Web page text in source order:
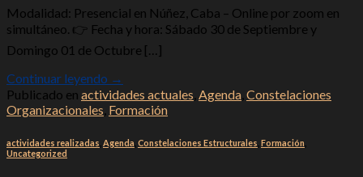
Modalidad: Presencial en Núñez, Caba – Online por zoom en
simultáneo. 👉 Fecha y hora: Sábado 30 de Septiembre y
Domingo 01 de Octubre […]
Continuar leyendo →
Publicado en actividades actuales Agenda Constelaciones
Organizacionales Formación
actividades realizadas Agenda Constelaciones Estructurales Formación
Uncategorized